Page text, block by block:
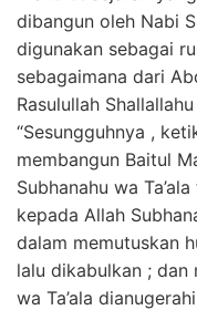
dibangun oleh Nabi
digunakan sebagai
sebagaimana dari
Rasulullah
“Sesungguhnya ,
membangun Baitul
Subhanahu wa
kepada Allah
dalam memutuskan
lalu dikabulkan ; dan
wa Ta’ala